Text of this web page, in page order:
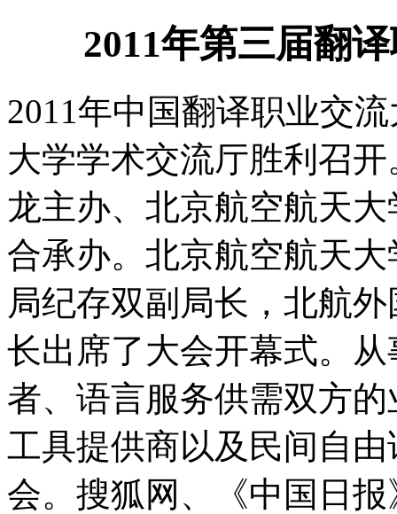
2011年第三届翻译
2011年中国翻译职业交
大学学术交流厅胜利召
龙主办、北京航空航天
合承办。北京航空航天
局纪存双副局长，北航
长出席了大会开幕式。
者、语言服务供需双方
工具提供商以及民间自
会。搜狐网、《中国日